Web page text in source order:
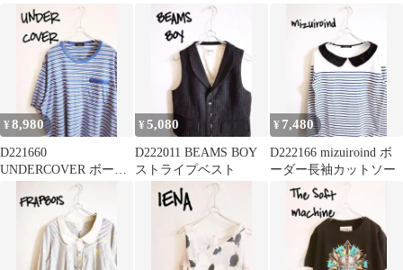
タンシャツ
ャケット
シャツ グレー
¥8,980
D221660
UNDERCOVER ボーダ
ーカットソー
¥5,080
D222011 BEAMS BOY
ストライプベスト
¥ 7,480
D222166 mizuiroind ボ
ーダー長袖カットソー